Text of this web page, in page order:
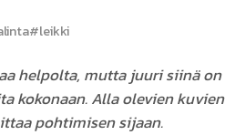
#leikki
helpolta, mutta juuri siinä on
kokonaan. Alla olevien kuvien
pohtimisen sijaan.